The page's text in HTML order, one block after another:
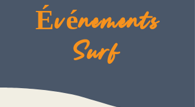
Événements
Surf